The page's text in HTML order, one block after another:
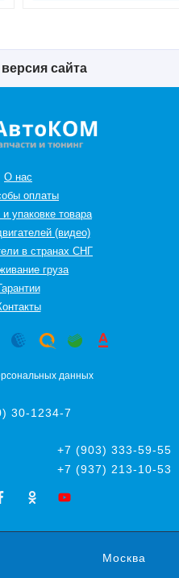
сайта
О нас
оплаты
упаковке товара
(видео)
в странах СНГ
груза
данных
30-1234-7
+7 (903) 333-59-55
+7 (937) 213-10-53
Москва